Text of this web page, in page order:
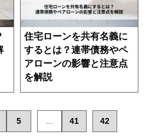
住宅ローンを共有名義に
するとは？連帯債務やペ
アローンの影響と注意点
を解説
5 41 42